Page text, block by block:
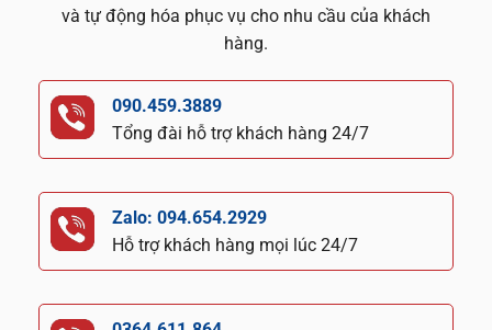
và tự động hóa phục vụ cho nhu cầu của khách
hàng.
090.459.3889
Tổng đài hỗ trợ khách hàng 24/7
Zalo: 094.654.2929
Hỗ trợ khách hàng mọi lúc 24/7